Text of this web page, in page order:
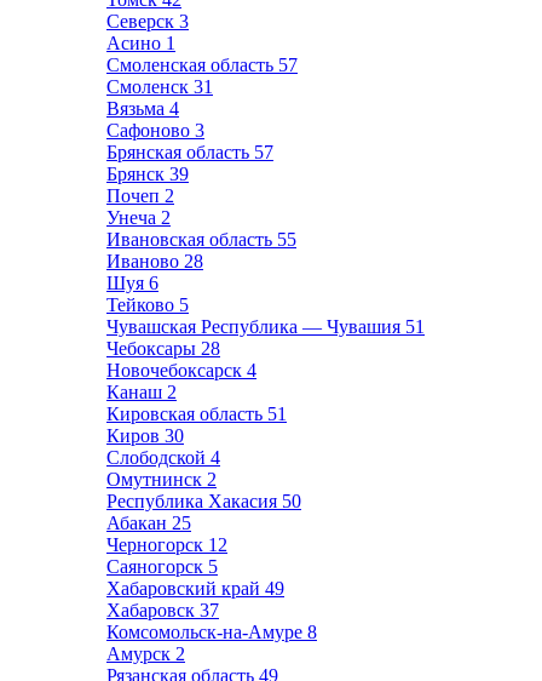
Северск 3
Асино 1
Смоленская область 57
Смоленск 31
Вязьма 4
Сафоново 3
Брянская область 57
Брянск 39
Почеп 2
Унеча 2
Ивановская область 55
Иваново 28
Шуя 6
Тейково 5
Чувашская Республика — Чувашия 51
Чебоксары 28
Новочебоксарск 4
Канаш 2
Кировская область 51
Киров 30
Слободской 4
Омутнинск 2
Республика Хакасия 50
Абакан 25
Черногорск 12
Саяногорск 5
Хабаровский край 49
Хабаровск 37
Комсомольск-на-Амуре 8
Амурск 2
Рязанская область 49